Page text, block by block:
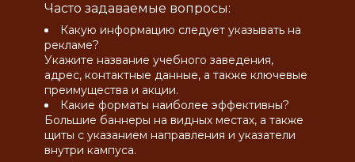
Часто задаваемые вопросы:
Какую информацию следует указывать на
рекламе?
Укажите название учебного заведения,
адрес, контактные данные, а также ключевые
преимущества и акции.
Какие форматы наиболее эффективны?
Большие баннеры на видных местах, а также
щиты с указанием направления и указатели
внутри кампуса.